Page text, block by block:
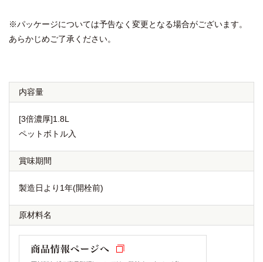
※パッケージについては予告なく変更となる場合がございます。
あらかじめご了承ください。
内容量
[3倍濃厚]1.8L
ペットボトル入
賞味期間
製造日より1年(開栓前)
原材料名